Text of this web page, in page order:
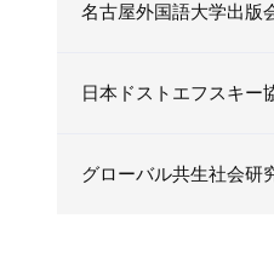
名古屋外国語大学出版
日本ドストエフスキー
グローバル共生社会研